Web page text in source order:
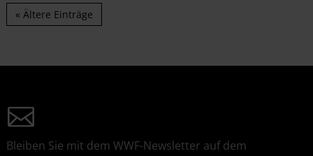
« Ältere Einträge
Bleiben Sie mit dem WWF-Newsletter auf dem